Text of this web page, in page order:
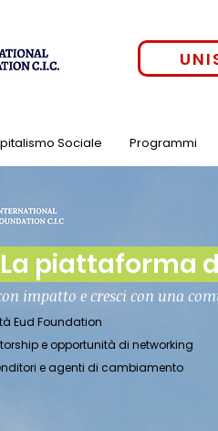
Sociale Programmi
piattaforma
impatto e cresci con una
Eud Foundation
e opportunità di networking
e agenti di cambiamento